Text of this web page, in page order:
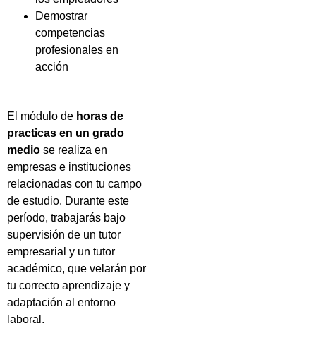
Demostrar
competencias
profesionales en
acción
El módulo de horas de
practicas en un grado
medio se realiza en
empresas e instituciones
relacionadas con tu campo
de estudio. Durante este
período, trabajarás bajo
supervisión de un tutor
empresarial y un tutor
académico, que velarán por
tu correcto aprendizaje y
adaptación al entorno
laboral.